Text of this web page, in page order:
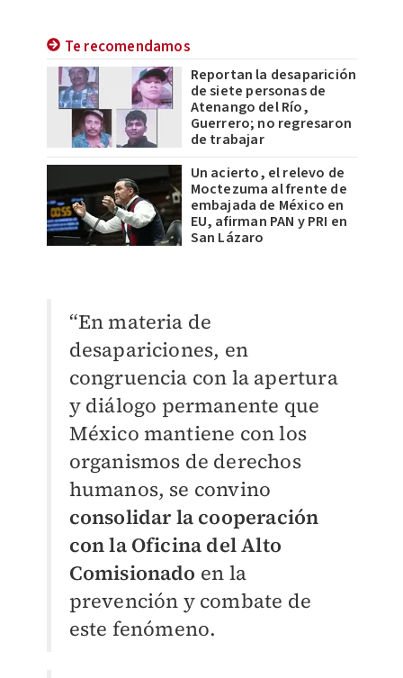
Te recomendamos
Reportan la desaparición
de siete personas de
Atenango del Río,
Guerrero; no regresaron
de trabajar
Un acierto, el relevo de
Moctezuma al frente de
embajada de México en
EU, afirman PAN y PRI en
San Lázaro
“En materia de
desapariciones, en
congruencia con la apertura
y diálogo permanente que
México mantiene con los
organismos de derechos
humanos, se convino
consolidar la cooperación
con la Oficina del Alto
Comisionado en la
prevención y combate de
este fenómeno.